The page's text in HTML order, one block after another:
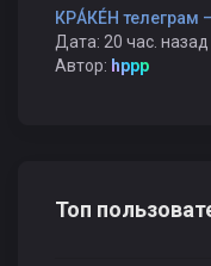
Дата: 20 час. назад
Автор: hppp
Топ